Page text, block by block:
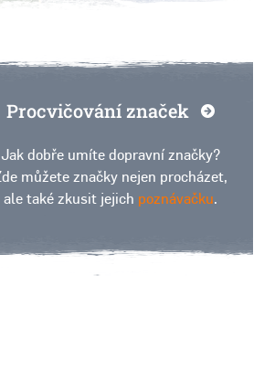
Procvičování značek
Jak dobře umíte dopravní značky?
můžete značky nejen procházet,
ale také zkusit jejich poznávačku.